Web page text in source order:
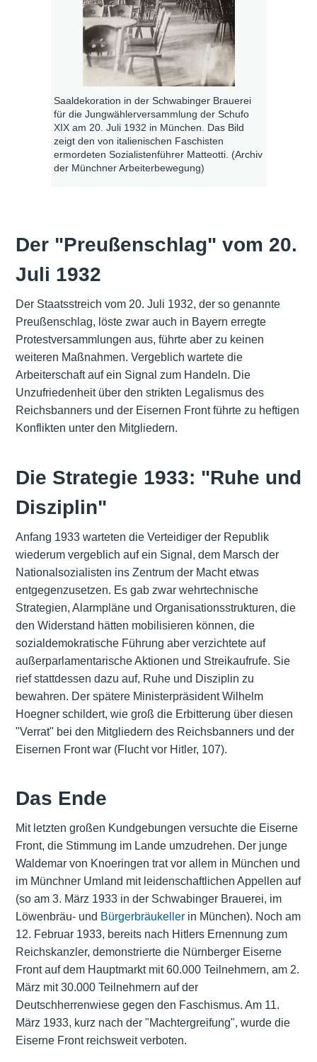
Saaldekoration in der Schwabinger Brauerei
für die Jungwählerversammlung der Schufo
XIX am 20. Juli 1932 in München. Das Bild
zeigt den von italienischen Faschisten
ermordeten Sozialistenführer Matteotti. (Archiv
der Münchner Arbeiterbewegung)
Der "Preußenschlag" vom 20.
Juli 1932
Der Staatsstreich vom 20. Juli 1932, der so genannte
Preußenschlag, löste zwar auch in Bayern erregte
Protestversammlungen aus, führte aber zu keinen
weiteren Maßnahmen. Vergeblich wartete die
Arbeiterschaft auf ein Signal zum Handeln. Die
Unzufriedenheit über den strikten Legalismus des
Reichsbanners und der Eisernen Front führte zu heftigen
Konflikten unter den Mitgliedern.
Die Strategie 1933: "Ruhe und
Disziplin"
Anfang 1933 warteten die Verteidiger der Republik
wiederum vergeblich auf ein Signal, dem Marsch der
Nationalsozialisten ins Zentrum der Macht etwas
entgegenzusetzen. Es gab zwar wehrtechnische
Strategien, Alarmpläne und Organisationsstrukturen, die
den Widerstand hätten mobilisieren können, die
sozialdemokratische Führung aber verzichtete auf
außerparlamentarische Aktionen und Streikaufrufe. Sie
rief stattdessen dazu auf, Ruhe und Disziplin zu
bewahren. Der spätere Ministerpräsident Wilhelm
Hoegner schildert, wie groß die Erbitterung über diesen
"Verrat" bei den Mitgliedern des Reichsbanners und der
Eisernen Front war (Flucht vor Hitler, 107).
Das Ende
Mit letzten großen Kundgebungen versuchte die Eiserne
Front, die Stimmung im Lande umzudrehen. Der junge
Waldemar von Knoeringen trat vor allem in München und
im Münchner Umland mit leidenschaftlichen Appellen auf
(so am 3. März 1933 in der Schwabinger Brauerei, im
Löwenbräu- und Bürgerbräukellerin München). Noch am
12. Februar 1933, bereits nach Hitlers Ernennung zum
Reichskanzler, demonstrierte die Nürnberger Eiserne
Front auf dem Hauptmarkt mit 60.000 Teilnehmern, am 2.
März mit 30.000 Teilnehmern auf der
Deutschherrenwiese gegen den Faschismus. Am 11.
März 1933, kurz nach der "Machtergreifung", wurde die
Eiserne Front reichsweit verboten.